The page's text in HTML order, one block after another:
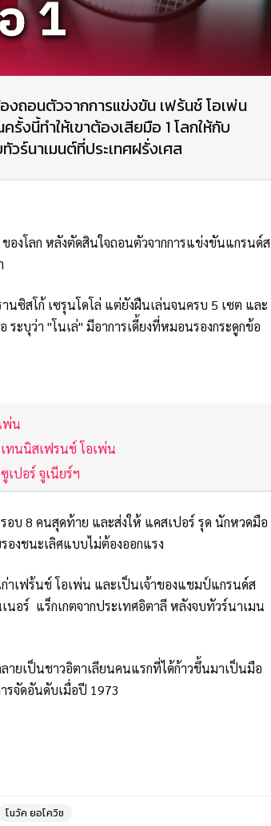
งถอนตัวจากการแข่งขัน เฟร้นช์ โอเพ่น
งนี้ทำให้เขาต้องเสียมือ 1 โลกให้กับ
ร์นาเมนต์ที่ประเทศฝรั่งเศส
องโลก หลังตัดสินใจถอนตัวจากการแข่งขันแกรนด์ส
นซิสโก้ เซรุนโดโล่ แต่ยังฝืนเล่นจนครบ 5 เซต และ
ระบุว่า "โนเล่" มีอาการเดี้ยงที่หมอนรองกระดูกข้อ
พ่น
ทนนิสเฟรนช์ โอเพ่น
ปอร์ จูเนียร์ฯ
อบ 8 คนสุดท้าย และส่งให้ แคสเปอร์ รุด นักหวดมือ
องชนะเลิศแบบไม่ต้องออกแรง
าเฟร้นช์ โอเพ่น และเป็นเจ้าของแชมป์แกรนด์ส
อร์ แร็กเกตจากประเทศอิตาลี หลังจบทัวร์นาเมน
ายเป็นชาวอิตาเลียนคนแรกที่ได้ก้าวขึ้นมาเป็นมือ
จัดอันดับเมื่อปี 1973
โนวัค ยอโควิช